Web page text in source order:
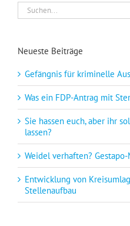
Suche
nach:
Neueste Beiträge
Gefängnis für kriminelle
Was ein FDP-Antrag mit
Sie hassen euch, aber ihr
lassen?
Weidel verhaften?
Entwicklung von
Stellenaufbau